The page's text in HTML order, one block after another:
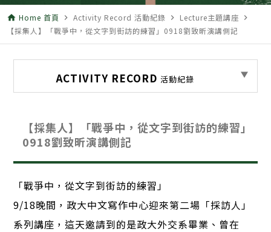
home Home 首頁 navigate_next Activity Record 活動紀錄 navigate_next Lecture主題講座 navigate_next
【採集人】「戰爭中，從文字到街訪的練習」0918劉致昕演講側記
ACTIVITY RECORD 活動紀錄
【採集人】「戰爭中，從文字到街訪的練習」
0918劉致昕演講側記
「戰爭中，從文字到街訪的練習」
9/18晚間，政大中文寫作中心迎來第二場「採訪人」
系列講座，這天邀請到的是政大外交系畢業、曾在